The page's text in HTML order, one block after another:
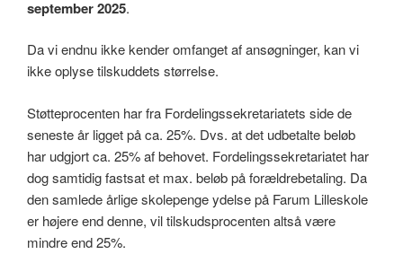
september 2025.
Da vi endnu ikke kender omfanget af ansøgninger, kan vi
ikke oplyse tilskuddets størrelse.
Støtteprocenten har fra Fordelingssekretariatets side de
seneste år ligget på ca. 25%. Dvs. at det udbetalte beløb
har udgjort ca. 25% af behovet. Fordelingssekretariatet har
dog samtidig fastsat et max. beløb på forældrebetaling. Da
den samlede årlige skolepenge ydelse på Farum Lilleskole
er højere end denne, vil tilskudsprocenten altså være
mindre end 25%.